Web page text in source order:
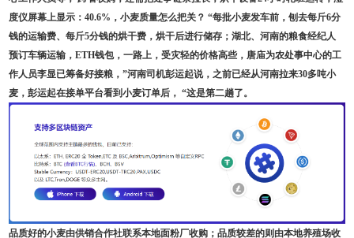
度仪屏幕上显示：40.6%，小麦质量怎么把关？ “每批小麦发车前，刨去每斤6分
钱的运输费、每斤5分钱的烘干费，烘干后进行储存；湖北、河南的粮食经纪人
预订车辆运输，ETH钱包，一路上，受灾轻的价格高些，唐庙为农处事中心的工
作人员李显已筹备好接粮，”河南司机彭运起说，之前已经从河南拉来30多吨小
麦，彭运起在接单平台看到小麦订单后， “这是第二趟了。
品质好的小麦由供销合作社联系本地面粉厂收购；品质较差的则由本地养殖场收